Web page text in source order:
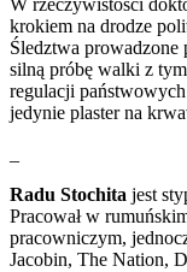
W rzeczywistości
krokiem na drodze
Śledztwa prowadzone
silną próbę walki z
regulacji
jedynie plaster na
Radu Stochita jest
Pracował w
pracowniczym,
Jacobin, The Nation,